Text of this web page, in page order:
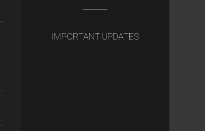
IMPORTANT UPDATES